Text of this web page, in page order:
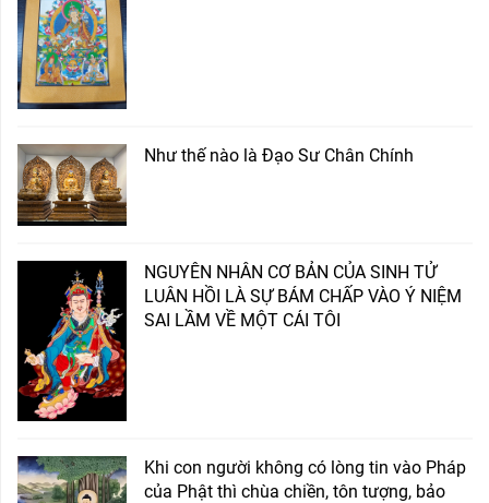
Như thế nào là Đạo Sư Chân Chính
NGUYÊN NHÂN CƠ BẢN CỦA SINH TỬ
LUÂN HỒI LÀ SỰ BÁM CHẤP VÀO Ý NIỆM
SAI LẦM VỀ MỘT CÁI TÔI
Khi con người không có lòng tin vào Pháp
của Phật thì chùa chiền, tôn tượng, bảo